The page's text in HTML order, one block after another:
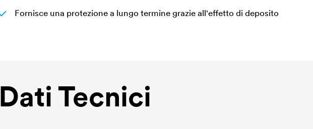
Fornisce una protezione a lungo termine grazie all'effetto di deposito
Dati Tecnici